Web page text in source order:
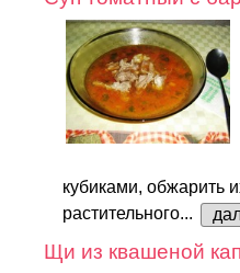
кубиками, обжарить
растительного...
Щи из квашеной